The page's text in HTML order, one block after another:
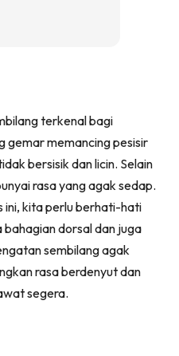
terkenal bagi
gemar memancing pesisir
bersisik dan licin. Selain
rasa yang agak sedap.
ini, kita perlu berhati-hati
dorsal dan juga
sembilang agak
rasa berdenyut dan
segera.